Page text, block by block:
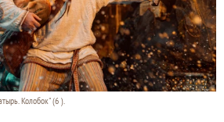
Колобок" (6 ).